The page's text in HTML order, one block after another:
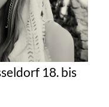
18. bis